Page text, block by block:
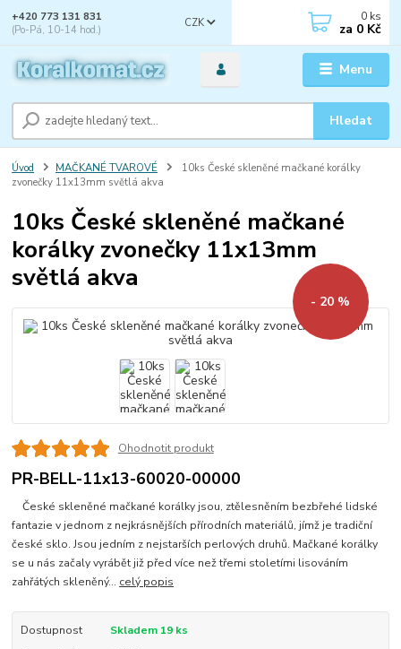
Menu
CZK
Hledat
+420 773 131 831
(Po-Pá, 10-14 hod.)
0 ks
za 0 Kč
Úvod MAČKANÉ TVAROVÉ
10ks České skleněné mačkané korálky
zvonečky 11x13mm světlá akva
10ks České skleněné mačkané
korálky zvonečky 11x13mm
světlá akva
- 20 %
Ohodnotit produkt
PR-BELL-11x13-60020-00000
České skleněné mačkané korálky jsou, ztělesněním bezbřehé lidské
fantazie v jednom z nejkrásnějších přírodních materiálů, jímž je tradiční
české sklo. Jsou jedním z nejstarších perlových druhů. Mačkané korálky
se u nás začaly vyrábět již před více než třemi stoletími lisováním
zahřátých skleněný... celý popis
Dostupnost
Skladem 19 ks